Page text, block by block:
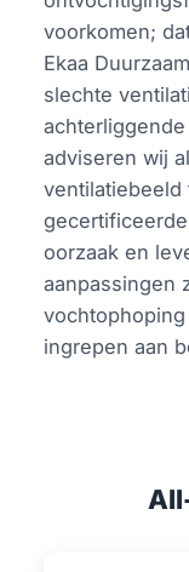
voorkomen;
Ekaa
slechte
adviseren wij
ventilatiebeeld
oorzaak en
aanpassingen
ingrepen aan